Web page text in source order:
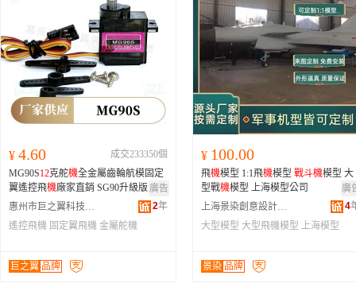
¥ 4.60
成交233350個
MG90S12克舵機全金屬齒輪航模固定
翼遙控飛機廠家直銷 SG90升級版 廣告
惠州市巨之翼科技有限公司
2年
遙控飛機 固定翼飛機 金屬舵機
巨之翼 品牌
¥ 100.00
飛機模型 1:1飛機模型 戰斗機模型 大
型戰機模型 上海模型公司
廣
上海景染創意設計有限公司
4
大型模型 大型飛機模型 上海模型
景染 品牌